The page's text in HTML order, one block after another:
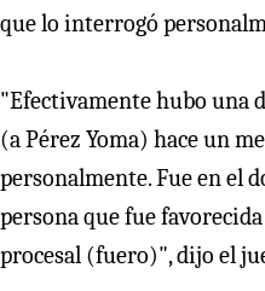
que lo interrogó
"Efectivamente hubo una
(a Pérez Yoma) hace un
personalmente. Fue en el
persona que fue
procesal (fuero)", dijo el